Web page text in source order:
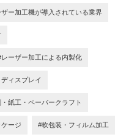
ー加工機が導入されている業界
レーザー加工による内製化
ィスプレイ
紙工・ペーパークラフト
ージ #軟包装・フィルム加工